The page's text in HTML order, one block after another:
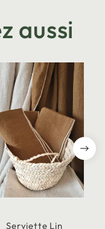
aussi
Serviette Lin